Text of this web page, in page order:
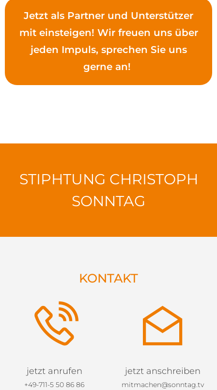
Jetzt als Partner und Unterstützer
mit einsteigen! Wir freuen uns über
jeden Impuls, sprechen Sie uns
gerne an!
STIPHTUNG CHRISTOPH
SONNTAG
KONTAKT
jetzt anrufen
+49-711-5 50 86 86
jetzt anschreiben
mitmachen@sonntag.tv